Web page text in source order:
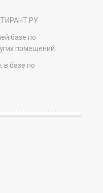
базе по
помещений.
базе по